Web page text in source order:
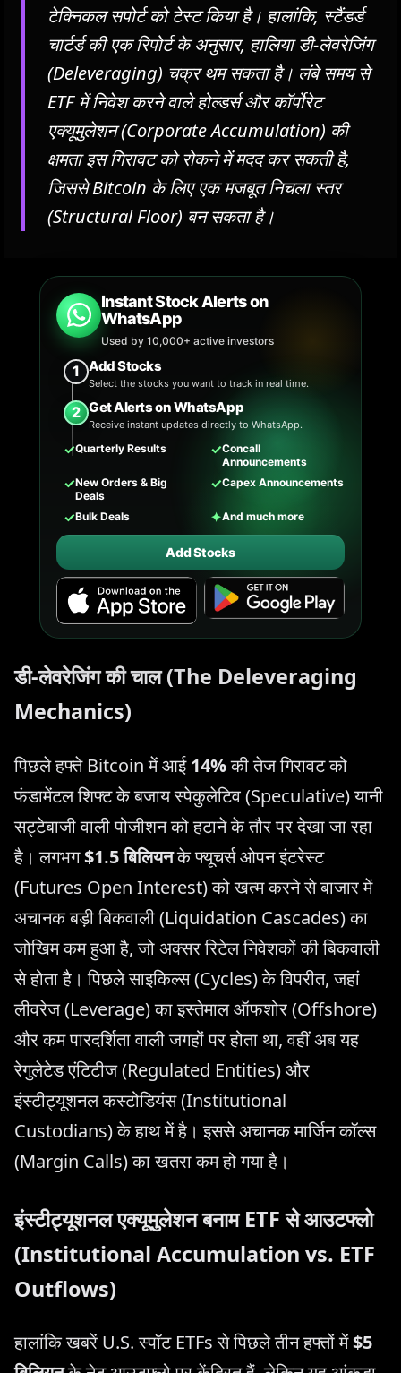
टेक्निकल सपोर्ट को टेस्ट किया है। हालांकि, स्टैंडर्ड
चार्टर्ड की एक रिपोर्ट के अनुसार, हालिया डी-लेवरेजिंग
(Deleveraging) चक्र थम सकता है। लंबे समय से
ETF में निवेश करने वाले होल्डर्स और कॉर्पोरेट
एक्यूमुलेशन (Corporate Accumulation) की
क्षमता इस गिरावट को रोकने में मदद कर सकती है,
जिससे Bitcoin के लिए एक मजबूत निचला स्तर
(Structural Floor) बन सकता है।
Instant Stock Alerts on
WhatsApp
Used by 10,000+ active investors
1 Add Stocks
Select the stocks you want to track in real time.
2 Get Alerts on WhatsApp
Receive instant updates directly to WhatsApp.
✓Quarterly Results ✓Concall
Announcements
✓New Orders & Big
Deals
✓Capex Announcements
✓Bulk Deals ✦And much more
Add Stocks
डी-लेवरेजिंग की चाल (The Deleveraging
Mechanics)
पिछले हफ्ते Bitcoin में आई14%की तेज गिरावट को
फंडामेंटल शिफ्ट के बजाय स्पेकुलेटिव (Speculative) यानी
सट्टेबाजी वाली पोजीशन को हटाने के तौर पर देखा जा रहा
है। लगभग$1.5 बिलियनके फ्यूचर्स ओपन इंटरेस्ट
(Futures Open Interest) को खत्म करने से बाजार में
अचानक बड़ी बिकवाली (Liquidation Cascades) का
जोखिम कम हुआ है, जो अक्सर रिटेल निवेशकों की बिकवाली
से होता है। पिछले साइकिल्स (Cycles) के विपरीत, जहां
लीवरेज (Leverage) का इस्तेमाल ऑफशोर (Offshore)
और कम पारदर्शिता वाली जगहों पर होता था, वहीं अब यह
रेगुलेटेड एंटिटीज (Regulated Entities) और
इंस्टीट्यूशनल कस्टोडियंस (Institutional
Custodians) के हाथ में है। इससे अचानक मार्जिन कॉल्स
(Margin Calls) का खतरा कम हो गया है।
इंस्टीट्यूशनल एक्यूमुलेशन बनाम ETF से आउटफ्लो
(Institutional Accumulation vs. ETF
Outflows)
हालांकि खबरें U.S. स्पॉट ETFs से पिछले तीन हफ्तों में$5